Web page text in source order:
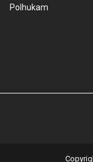
Polhukam